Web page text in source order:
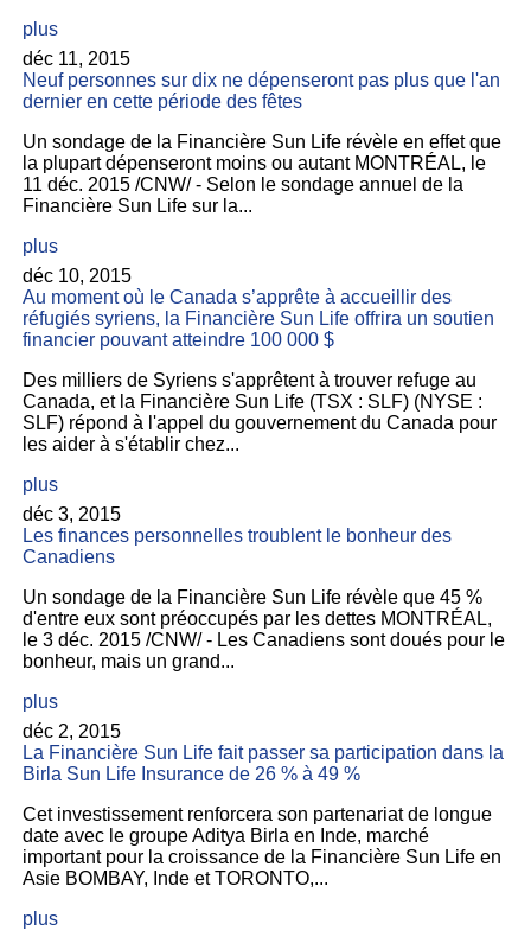
plus
déc 11, 2015
Neuf personnes sur dix ne dépenseront pas plus que l'an
dernier en cette période des fêtes
Un sondage de la Financière Sun Life révèle en effet que
la plupart dépenseront moins ou autant MONTRÉAL, le
11 déc. 2015 /CNW/ - Selon le sondage annuel de la
Financière Sun Life sur la...
plus
déc 10, 2015
Au moment où le Canada s’apprête à accueillir des
réfugiés syriens, la Financière Sun Life offrira un soutien
financier pouvant atteindre 100 000 $
Des milliers de Syriens s'apprêtent à trouver refuge au
Canada, et la Financière Sun Life (TSX : SLF) (NYSE :
SLF) répond à l'appel du gouvernement du Canada pour
les aider à s'établir chez...
plus
déc 3, 2015
Les finances personnelles troublent le bonheur des
Canadiens
Un sondage de la Financière Sun Life révèle que 45 %
d'entre eux sont préoccupés par les dettes MONTRÉAL,
le 3 déc. 2015 /CNW/ - Les Canadiens sont doués pour le
bonheur, mais un grand...
plus
déc 2, 2015
La Financière Sun Life fait passer sa participation dans la
Birla Sun Life Insurance de 26 % à 49 %
Cet investissement renforcera son partenariat de longue
date avec le groupe Aditya Birla en Inde, marché
important pour la croissance de la Financière Sun Life en
Asie BOMBAY, Inde et TORONTO,...
plus